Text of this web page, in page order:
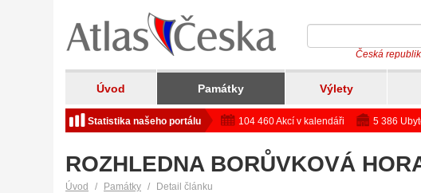
Česká
Úvod Památky Výlety
Statistika našeho portálu 104 460 Akcí v kalendáři 5 386
ROZHLEDNA BORŮVKOVÁ
Úvod Památky Detail článku